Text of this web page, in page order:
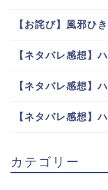
【お詫び】風邪ひ
【ネタバレ感想】
【ネタバレ感想】
【ネタバレ感想】
カテゴリー